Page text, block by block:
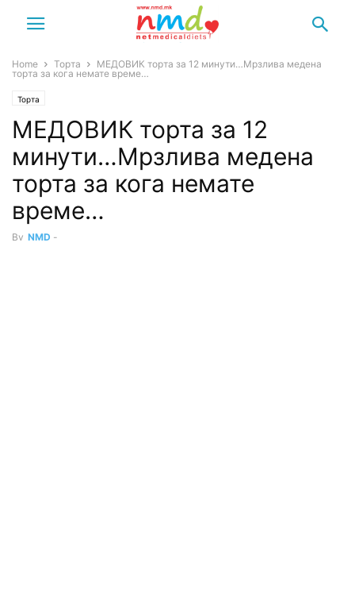
Home Торта
МЕДОВИК торта за 12 минути…Мрзлива медена
торта за кога немате време…
Торта
МЕДОВИК торта за 12
минути…Мрзлива медена
торта за кога немате
време…
By NMD -